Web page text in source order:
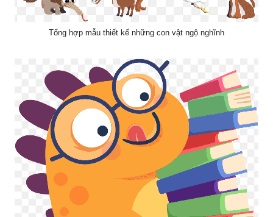
Tổng hợp mẫu thiết kế những con vật ngộ nghĩnh